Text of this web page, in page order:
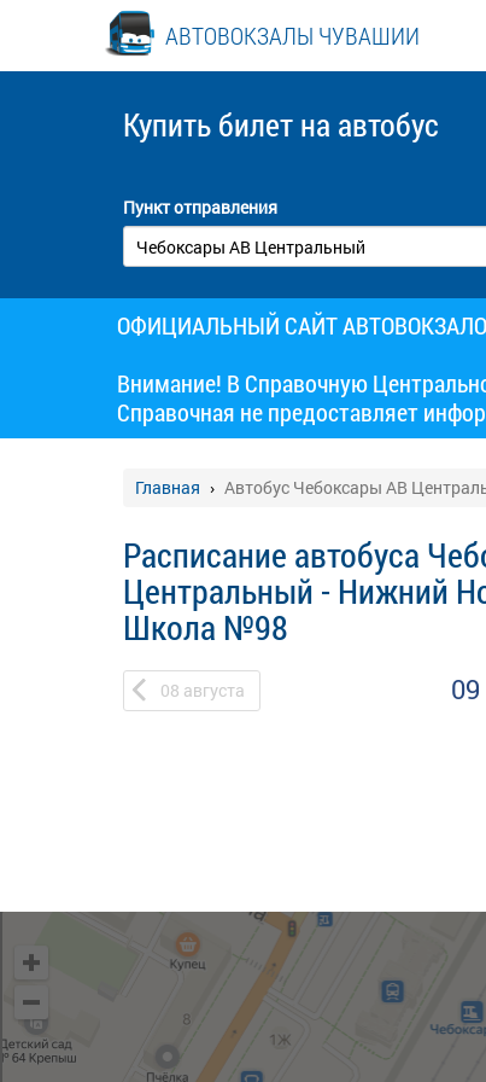
АВТОВОКЗАЛЫ ЧУВАШИИ
Купить билет на автобус
Пункт отправления
ОФИЦИАЛЬНЫЙ САЙТ
Внимание! В Справочную
Справочная не предоставляет
Главная Автобус Чебоксары АВ
Расписание автобуса
Центральный - Нижний
Школа №98
08 августа 09